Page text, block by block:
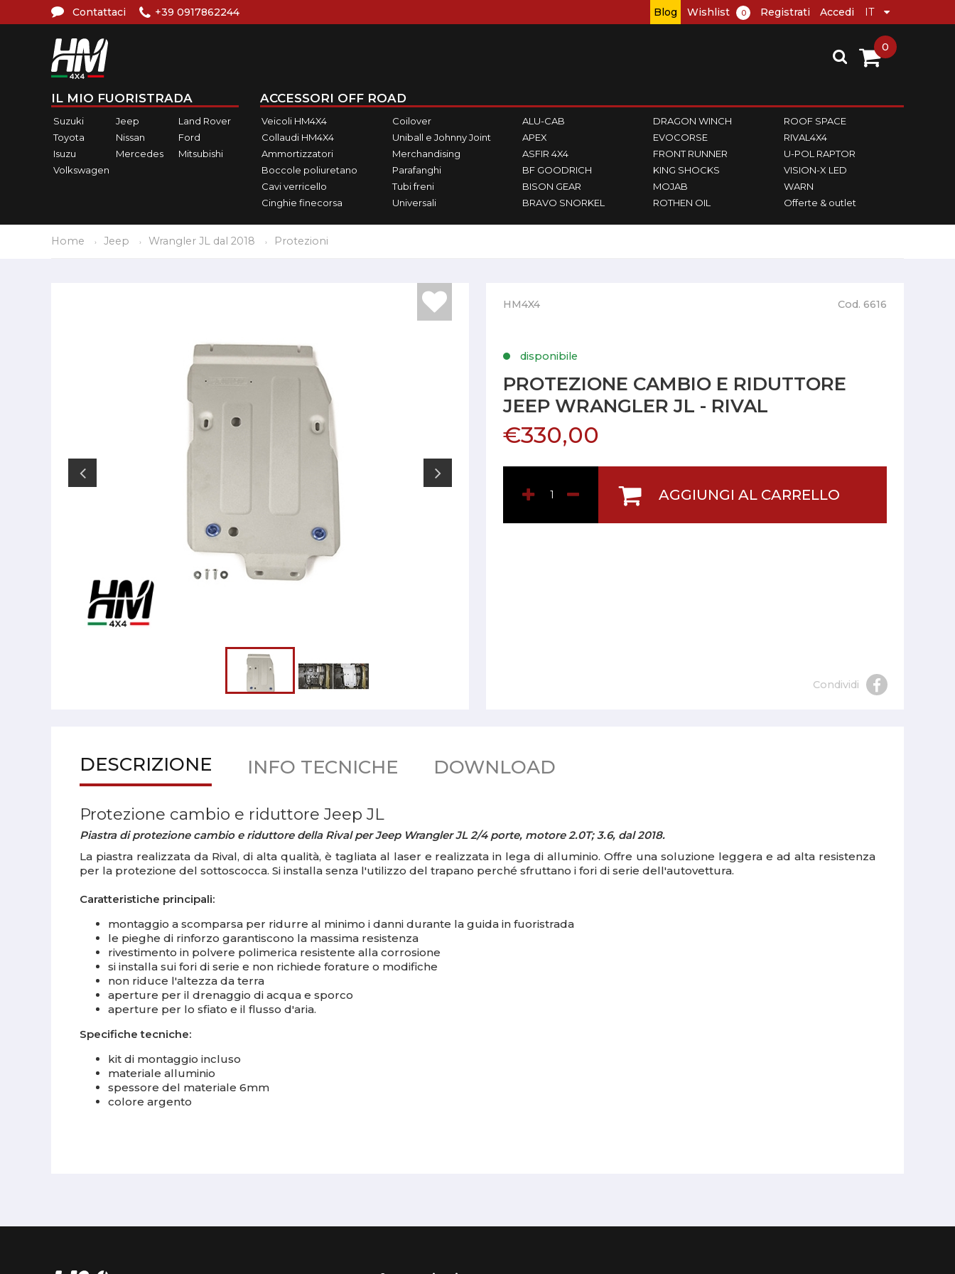
Contattaci +39 0917862244 Blog Wishlist 0 Registrati Accedi
IL MIO FUORISTRADA
Suzuki Jeep
Land Rover
Toyota
Nissan
Ford
Isuzu
Mercedes
Mitsubishi
Volkswagen
ACCESSORI OFF ROAD
Veicoli HM4X4
Collaudi HM4X4
Ammortizzatori
Boccole poliuretano
Cavi verricello
Cinghie finecorsa
Coilover
Uniball e Johnny Joint
Merchandising
Parafanghi
Tubi freni
Universali
ALU-CAB
APEX
ASFIR 4X4
BF GOODRICH
BISON GEAR
BRAVO SNORKEL
DRAGON WINCH
EVOCORSE
FRONT RUNNER
KING SHOCKS
MOJAB
ROTHEN OIL
ROOF SPACE
RIVAL4X4
U-POL RAPTOR
VISION-X LED
WARN
Offerte & outlet
0
Home Jeep Wrangler JL dal 2018 Protezioni
HM4X4 Cod. 6616
disponibile
PROTEZIONE CAMBIO E RIDUTTORE
JEEP WRANGLER JL - RIVAL
€330,00
AGGIUNGI AL CARRELLO
Condividi
DESCRIZIONE INFO TECNICHE DOWNLOAD
Protezione cambio e riduttore Jeep JL
Piastra di protezione cambio e riduttore della Rival per Jeep Wrangler JL 2/4 porte, motore 2.0T; 3.6, dal 2018.
La piastra realizzata da Rival, di alta qualità, è tagliata al laser e realizzata in lega di alluminio. Offre una soluzione leggera e ad alta resistenza
per la protezione del sottoscocca. Si installa senza l'utilizzo del trapano perché sfruttano i fori di serie dell'autovettura.
Caratteristiche principali:
montaggio a scomparsa per ridurre al minimo i danni durante la guida in fuoristrada
le pieghe di rinforzo garantiscono la massima resistenza
rivestimento in polvere polimerica resistente alla corrosione
si installa sui fori di serie e non richiede forature o modifiche
non riduce l'altezza da terra
aperture per il drenaggio di acqua e sporco
aperture per lo sfiato e il flusso d'aria.
Specifiche tecniche:
kit di montaggio incluso
materiale alluminio
spessore del materiale 6mm
colore argento